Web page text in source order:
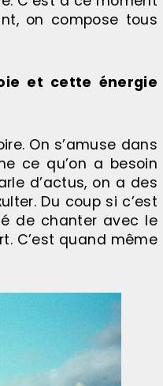
on compose tous
et cette énergie
On s’amuse dans
ce qu’on a besoin
d’actus, on a des
Du coup si c’est
de chanter avec le
C’est quand même